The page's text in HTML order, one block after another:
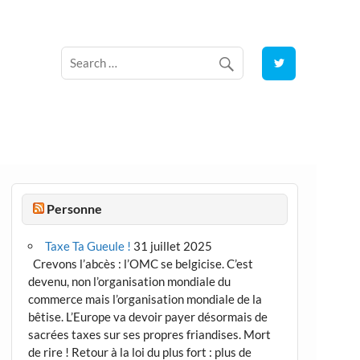
Personne
Taxe Ta Gueule ! 31 juillet 2025
Crevons l’abcès : l’OMC se belgicise. C’est
devenu, non l’organisation mondiale du
commerce mais l’organisation mondiale de la
bêtise. L’Europe va devoir payer désormais de
sacrées taxes sur ses propres friandises. Mort
de rire ! Retour à la loi du plus fort : plus de